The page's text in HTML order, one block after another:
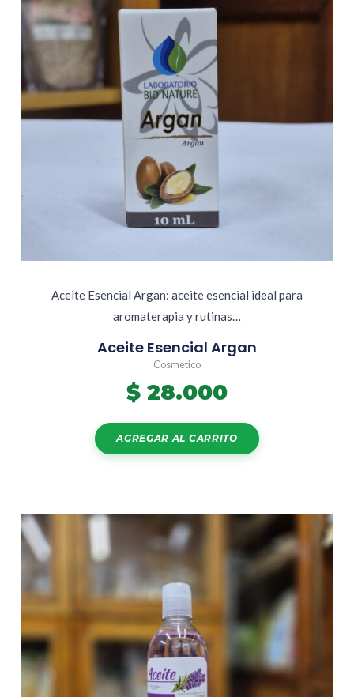
Aceite Esencial Argan: aceite esencial ideal para
aromaterapia y rutinas…
Aceite Esencial Argan
Cosmetico
$ 28.000
AGREGAR AL CARRITO